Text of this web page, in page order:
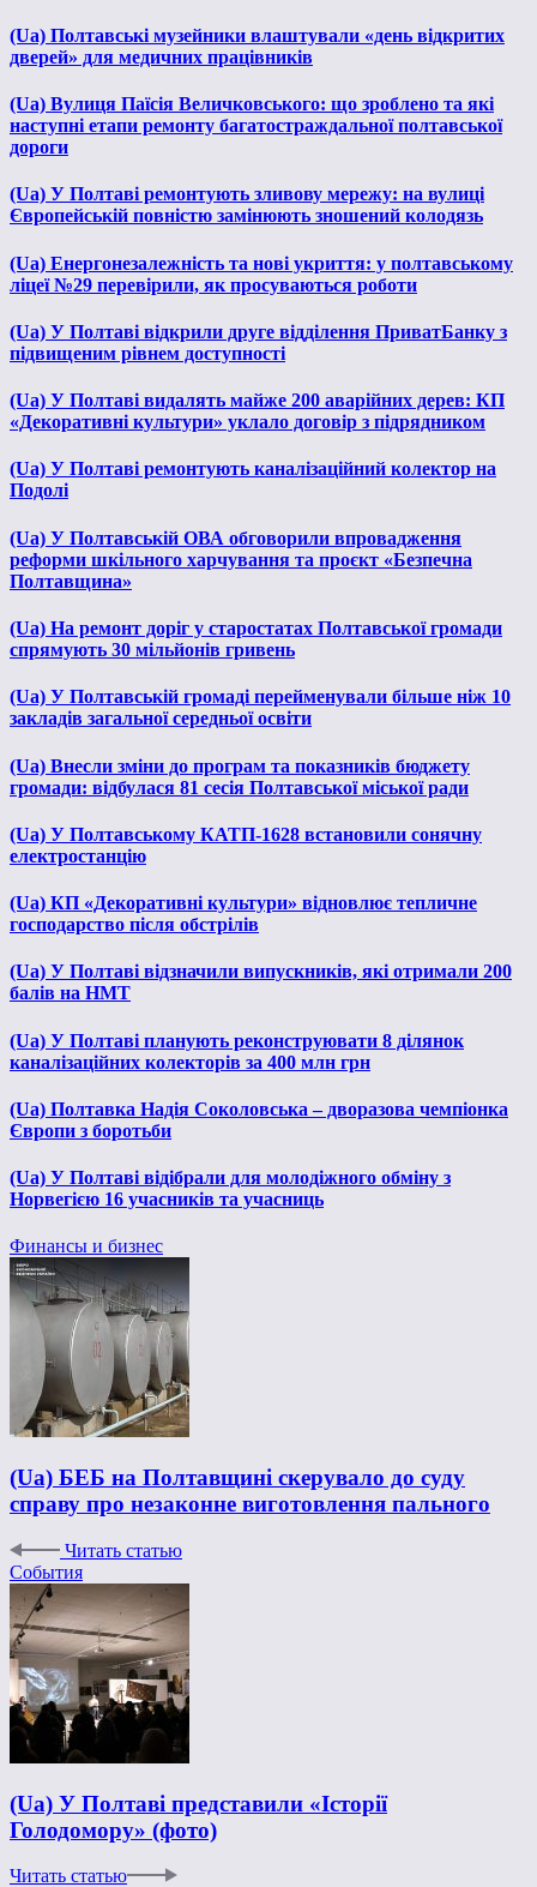
(Ua) Полтавські музейники влаштували «день відкритих
дверей» для медичних працівників
(Ua) Вулиця Паїсія Величковського: що зроблено та які
наступні етапи ремонту багатостраждальної полтавської
дороги
(Ua) У Полтаві ремонтують зливову мережу: на вулиці
Європейській повністю замінюють зношений колодязь
(Ua) Енергонезалежність та нові укриття: у полтавському
ліцеї №29 перевірили, як просуваються роботи
(Ua) У Полтаві відкрили друге відділення ПриватБанку з
підвищеним рівнем доступності
(Ua) У Полтаві видалять майже 200 аварійних дерев: КП
«Декоративні культури» уклало договір з підрядником
(Ua) У Полтаві ремонтують каналізаційний колектор на
Подолі
(Ua) У Полтавській ОВА обговорили впровадження
реформи шкільного харчування та проєкт «Безпечна
Полтавщина»
(Ua) На ремонт доріг у старостатах Полтавської громади
спрямують 30 мільйонів гривень
(Ua) У Полтавській громаді перейменували більше ніж 10
закладів загальної середньої освіти
(Ua) Внесли зміни до програм та показників бюджету
громади: відбулася 81 сесія Полтавської міської ради
(Ua) У Полтавському КАТП-1628 встановили сонячну
електростанцію
(Ua) КП «Декоративні культури» відновлює тепличне
господарство після обстрілів
(Ua) У Полтаві відзначили випускників, які отримали 200
балів на НМТ
(Ua) У Полтаві планують реконструювати 8 ділянок
каналізаційних колекторів за 400 млн грн
(Ua) Полтавка Надія Соколовська – дворазова чемпіонка
Європи з боротьби
(Ua) У Полтаві відібрали для молодіжного обміну з
Норвегією 16 учасників та учасниць
Финансы и бизнес
(Ua) БЕБ на Полтавщині скерувало до суду
справу про незаконне виготовлення пального
Читать статью
События
(Ua) У Полтаві представили «Історії
Голодомору» (фото)
Читать статью